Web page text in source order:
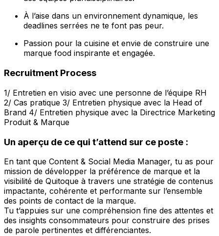
À l’aise dans un environnement dynamique, les
deadlines serrées ne te font pas peur.
Passion pour la cuisine et envie de construire une
marque food inspirante et engagée.
Recruitment Process
1/ Entretien en visio avec une personne de l’équipe RH
2/ Cas pratique 3/ Entretien physique avec la Head of
Brand 4/ Entretien physique avec la Directrice Marketing
Produit & Marque
Un aperçu de ce qui t’attend sur ce poste :
En tant que Content & Social Media Manager, tu as pour
mission de développer la préférence de marque et la
visibilité de Quitoque à travers une stratégie de contenus
impactante, cohérente et performante sur l’ensemble
des points de contact de la marque.
Tu t’appuies sur une compréhension fine des attentes et
des insights consommateurs pour construire des prises
de parole pertinentes et différenciantes.